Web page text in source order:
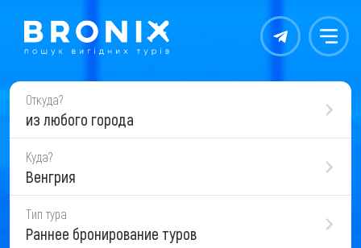
Контакты Меню
Откуда?
из любого города
Куда?
Венгрия
Тип тура
Раннее бронирование туров